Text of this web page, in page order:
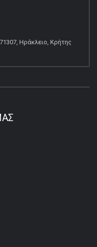
Ηράκλειο, Κρήτης